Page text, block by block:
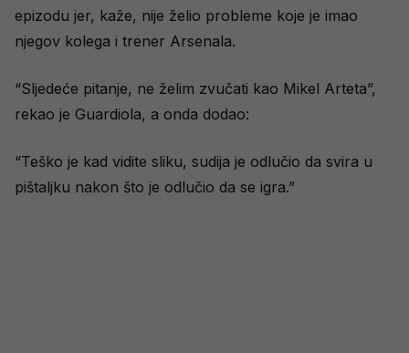
epizodu jer, kaže, nije želio probleme koje je imao
njegov kolega i trener Arsenala.
“Sljedeće pitanje, ne želim zvučati kao Mikel Arteta”,
rekao je Guardiola, a onda dodao:
“Teško je kad vidite sliku, sudija je odlučio da svira u
pištaljku nakon što je odlučio da se igra.”